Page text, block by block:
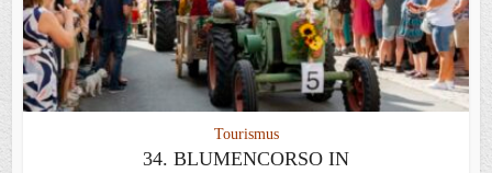
Tourismus
34. BLUMENCORSO IN